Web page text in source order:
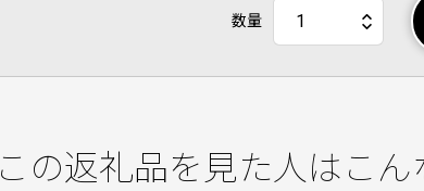
数量
この返礼品を見た人はこん